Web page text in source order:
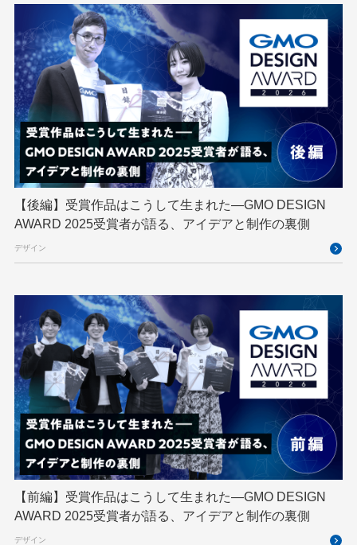
DevSecOpsThon Docker
Engineering Journey expert EXPERT CROSS
GMO AI＆ロボティクス商事 GMO AIR
GMO DESIGN AWARD GMO Developers Day
GMO Developers Night GMO Flatt Security
GMO GPUクラウド GMO Hacking Night
GMO kitaQ GMO SONIC GMOアドパートナーズ
GMOアドマーケティング GMOインターネット
GMOコネクト GMOサイバーセキュリティ byイエラエ
GMOデジキッズ GMOブランドセキュリティ
GMOペイメントゲートウェイ GMOペパボ
GMOメイクショップ GMOメディア GMOロボッツ
GMO大会議 GMO天秤AI Go GPUクラウド
GTB Hack-1グランプリ IETF iOS
IoT ISUCON Japan Drone
Java JJUG JSAI2026 K8s
【後編】受賞作品はこうして生まれた—GMO DESIGN
AWARD 2025受賞者が語る、アイデアと制作の裏側
デザイン
【前編】受賞作品はこうして生まれた—GMO DESIGN
AWARD 2025受賞者が語る、アイデアと制作の裏側
デザイン